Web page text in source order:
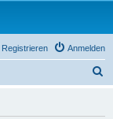
Anmelden
Registrieren